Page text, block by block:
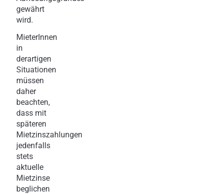
gewährt
wird.
MieterInnen
in
derartigen
Situationen
müssen
daher
beachten,
dass mit
späteren
Mietzinszahlungen
jedenfalls
stets
aktuelle
Mietzinse
beglichen